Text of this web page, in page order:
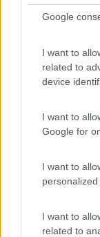
Google
I want to
related to
device
I want to
Google for
I want to
personalized
I want to
related to
Il prestigioso
Camper
20/10/2017